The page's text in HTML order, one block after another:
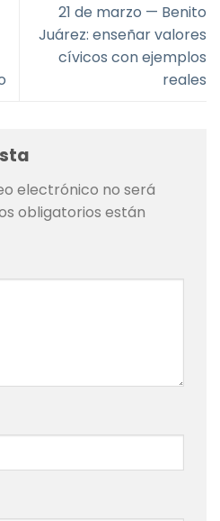
21 de marzo — Benito
Juárez: enseñar valores
cívicos con ejemplos
reales
electrónico no será
obligatorios están